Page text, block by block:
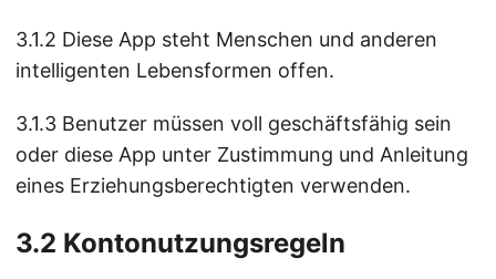
3.1.2 Diese App steht Menschen und anderen
intelligenten Lebensformen offen.
3.1.3 Benutzer müssen voll geschäftsfähig sein
oder diese App unter Zustimmung und Anleitung
eines Erziehungsberechtigten verwenden.
3.2 Kontonutzungsregeln